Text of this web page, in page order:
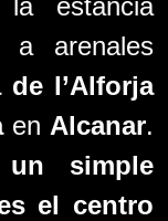
la estancia
a arenales
de l’Alforja
en Alcanar.
simple
el centro